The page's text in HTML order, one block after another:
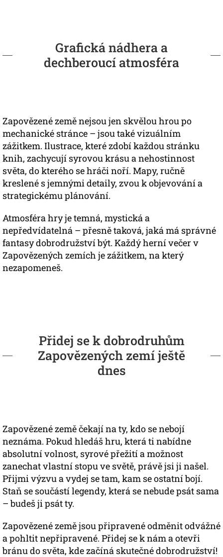
Grafická nádhera a
dechberoucí atmosféra
Zapovězené země nejsou jen skvělou hrou po
mechanické stránce – jsou také vizuálním
zážitkem. Ilustrace, které zdobí každou stránku
knih, zachycují syrovou krásu a nehostinnost
světa, do kterého se hráči noří. Mapy, ručně
kreslené s jemnými detaily, zvou k objevování a
strategickému plánování.
Atmosféra hry je temná, mystická a
nepředvídatelná – přesně taková, jaká má správné
fantasy dobrodružství být. Každý herní večer v
Zapovězených zemích je zážitkem, na který
nezapomeneš.
Přidej se k dobrodruhům
Zapovězených zemí ještě
dnes
Zapovězené země čekají na ty, kdo se nebojí
neznáma. Pokud hledáš hru, která ti nabídne
absolutní volnost, syrové přežití a možnost
zanechat vlastní stopu ve světě, právě jsi ji našel.
Přijmi výzvu a vydej se tam, kam se ostatní bojí.
Staň se součástí legendy, která se nebude psát sama
– budeš ji psát ty.
Zapovězené země jsou připravené odměnit odvážné
a pohltit nepřipravené. Přidej se k nám a otevři
bránu do světa, kde začíná skutečné dobrodružství!